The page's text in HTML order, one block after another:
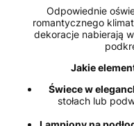
Odpowiednie
romantycznego
dekoracje nabierają
Jakie
Świece w
stołach lub